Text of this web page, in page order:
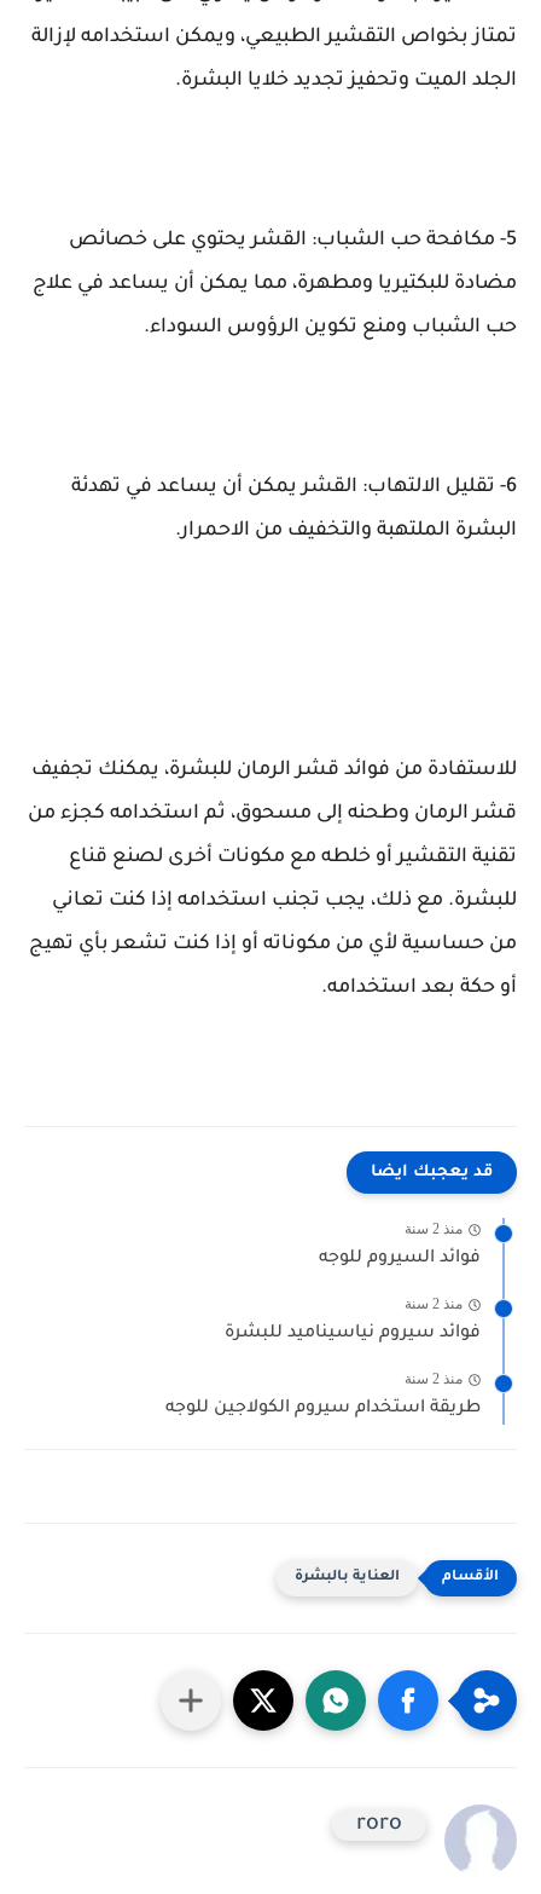
تمتاز بخواص التقشير الطبيعي، ويمكن استخدامه لإزالة
الجلد الميت وتحفيز تجديد خلايا البشرة.
5- مكافحة حب الشباب: القشر يحتوي على خصائص
مضادة للبكتيريا ومطهرة، مما يمكن أن يساعد في علاج
حب الشباب ومنع تكوين الرؤوس السوداء.
6- تقليل الالتهاب: القشر يمكن أن يساعد في تهدئة
البشرة الملتهبة والتخفيف من الاحمرار.
للاستفادة من فوائد قشر الرمان للبشرة، يمكنك تجفيف
قشر الرمان وطحنه إلى مسحوق، ثم استخدامه كجزء من
تقنية التقشير أو خلطه مع مكونات أخرى لصنع قناع
للبشرة. مع ذلك، يجب تجنب استخدامه إذا كنت تعاني
من حساسية لأي من مكوناته أو إذا كنت تشعر بأي تهيج
أو حكة بعد استخدامه.
قد يعجبك ايضا
منذ 2 سنة
فوائد السيروم للوجه
منذ 2 سنة
فوائد سيروم نياسيناميد للبشرة
منذ 2 سنة
طريقة استخدام سيروم الكولاجين للوجه
العناية بالبشرة
roro